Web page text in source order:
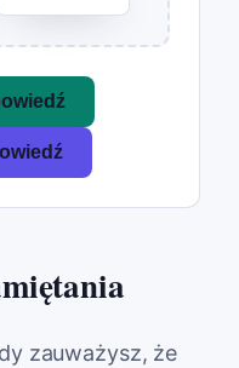
zauważysz, że